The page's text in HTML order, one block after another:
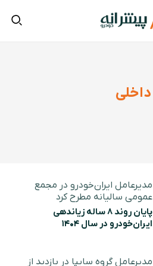
داخلی
مدیرعامل ایران‌خودرو در مجمع
عمومی سالیانه مطرح کرد
پایان روند ۸ ساله زیاندهی
ایران‌خودرو در سال ۱۴۰۴
مدیرعامل گروه سایپا در بازدید از